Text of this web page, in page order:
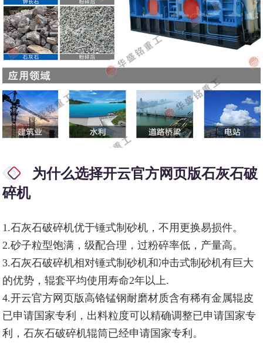
为什么选择开云官方网页版石灰石破
碎机
1.石灰石破碎机优于锤式制砂机，不用更换易损件。
2.砂子粒型饱满，级配合理，过粉碎率低，产量高。
3.石灰石破碎机相对锤式制砂机和冲击式制砂机有巨大
的优势，辊套平均使用寿命2年以上.
4.开云官方网页版高铬锰钢耐磨材质含有稀有金属辊皮
已申请国家专利，出料粒度可以精确调整已申请国家专
利，石灰石破碎机辊筒已经申请国家专利。